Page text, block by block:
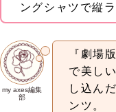
ングシャツで縦
my axes編集
部
『劇場
で美し
し込ん
ンツ。